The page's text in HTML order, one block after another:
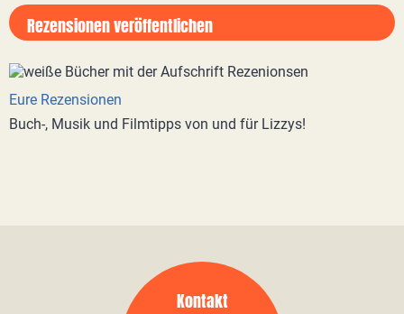
Rezensionen veröffentlichen
Eure Rezensionen
Buch-, Musik und Filmtipps von und für Lizzys!
Kontakt